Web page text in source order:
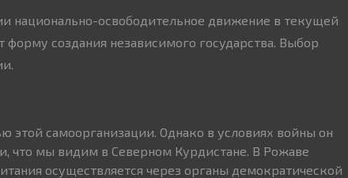
национально-освободительное движение в текущей
создания независимого государства. Выбор
этой самоорганизации. Однако в условиях войны он
что мы видим в Северном Курдистане. В Рожаве
осуществляется через органы демократической